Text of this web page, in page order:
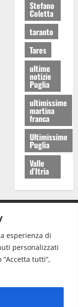
esperienza di
personalizzati
tutti”,
Stefano
Coletta
taranto
Tares
ultime
notizie
Puglia
ultimissime
martina
franca
Ultimissime
Puglia
Valle
d'Itria